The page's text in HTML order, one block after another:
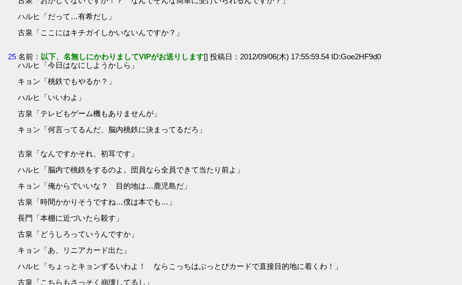
ハルヒ「だって…有希だし」
古泉「ここにはキチガイしかいないんですか？」
25 名前： 以下、名無しにかわりましてVIPがお送りします[] 投稿日：2012/09/06(木) 17:55:59.54 ID:Goe2HF9d0
ハルヒ「今日はなにしようかしら」
キョン「桃鉄でもやるか？」
ハルヒ「いいわよ」
古泉「テレビもゲーム機もありませんが」
キョン「何言ってるんだ、脳内桃鉄に決まってるだろ」
古泉「なんですかそれ、初耳です」
ハルヒ「脳内で桃鉄をするのよ。団員なら全員できて当たり前よ」
キョン「俺からでいいな？ 目的地は…鹿児島だ」
古泉「時間かかりそうですね…僕は本でも…」
長門「本棚に近づいたら殺す」
古泉「どうしろっていうんですか」
キョン「あ、リニアカード出た」
ハルヒ「ちょっとキョンずるいわよ！ ならこっちはぶっとびカードで直接目的地に着くわ！」
古泉「こちらもさっそく崩壊してるし」